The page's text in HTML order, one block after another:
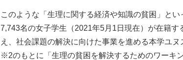
このような「生理に関する経済や知識の貧困」と
7,743名の女子学生（2021年5月1日現在）が在籍
え、社会課題の解決に向けた事業を進める本学ユ
※2のもとに「生理の貧困を解決するためのワーキ